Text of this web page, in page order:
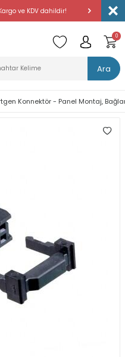
ve KDV dahildir!
Ara
0
Konnektör - Panel Montaj,